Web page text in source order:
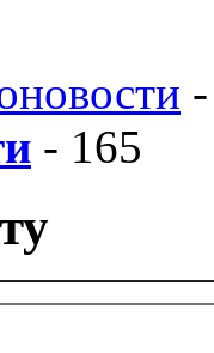
- 165